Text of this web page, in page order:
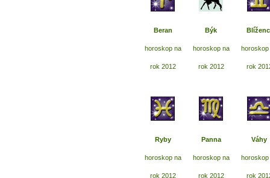
Beran
horoskop na
rok 2012
Býk
horoskop na
rok 2012
horoskop
rok
Ryby
horoskop na
rok 2012
Panna
horoskop na
rok 2012
Váhy
horoskop
rok